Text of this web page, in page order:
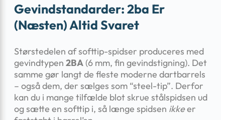
Gevindstandarder: 2ba Er
(næsten) Altid Svaret
Størstedelen af softtip-spidser produceres med
gevindtypen 2BA (6 mm, fin gevindstigning). Det
samme gør langt de fleste moderne dartbarrels
– også dem, der sælges som “steel-tip”. Derfor
kan du i mange tilfælde blot skrue stålspidsen ud
og sætte en softtip i, så længe spidsen ikkeer